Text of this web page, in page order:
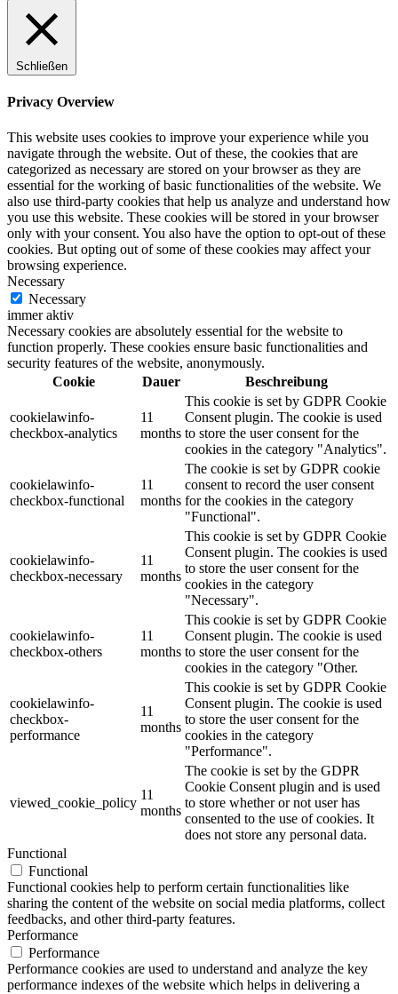
Schließen
Privacy Overview
This website uses cookies to improve your experience while you
navigate through the website. Out of these, the cookies that are
categorized as necessary are stored on your browser as they are
essential for the working of basic functionalities of the website. We
also use third-party cookies that help us analyze and understand how
you use this website. These cookies will be stored in your browser
only with your consent. You also have the option to opt-out of these
cookies. But opting out of some of these cookies may affect your
browsing experience.
Necessary
Necessary
immer aktiv
Necessary cookies are absolutely essential for the website to
function properly. These cookies ensure basic functionalities and
security features of the website, anonymously.
Cookie
Dauer Beschreibung
cookielawinfo-
checkbox-analytics
11
months
This cookie is set by GDPR Cookie
Consent plugin. The cookie is used
to store the user consent for the
cookies in the category "Analytics".
cookielawinfo-
checkbox-functional
11
months
The cookie is set by GDPR cookie
consent to record the user consent
for the cookies in the category
"Functional".
cookielawinfo-
checkbox-necessary
11
months
This cookie is set by GDPR Cookie
Consent plugin. The cookies is used
to store the user consent for the
cookies in the category
"Necessary".
cookielawinfo-
checkbox-others
11
months
This cookie is set by GDPR Cookie
Consent plugin. The cookie is used
to store the user consent for the
cookies in the category "Other.
cookielawinfo-
checkbox-
performance
11
months
This cookie is set by GDPR Cookie
Consent plugin. The cookie is used
to store the user consent for the
cookies in the category
"Performance".
viewed_cookie_policy
11
months
The cookie is set by the GDPR
Cookie Consent plugin and is used
to store whether or not user has
consented to the use of cookies. It
does not store any personal data.
Functional
Functional
Functional cookies help to perform certain functionalities like
sharing the content of the website on social media platforms, collect
feedbacks, and other third-party features.
Performance
Performance
Performance cookies are used to understand and analyze the key
performance indexes of the website which helps in delivering a